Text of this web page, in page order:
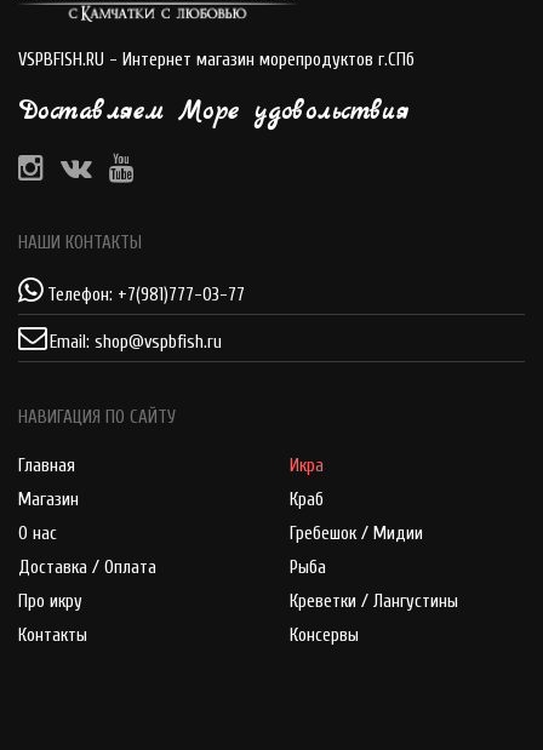
VSPBFISH.RU - Интернет магазин морепродуктов г.СПб
Доставляем Море удовольствия
НАШИ КОНТАКТЫ
Телефон: +7(981)777-03-77
Email: shop@vspbfish.ru
НАВИГАЦИЯ ПО САЙТУ
Главная
Магазин
О нас
Доставка / Оплата
Про икру
Контакты
Икра
Краб
Гребешок / Мидии
Рыба
Креветки / Лангустины
Консервы